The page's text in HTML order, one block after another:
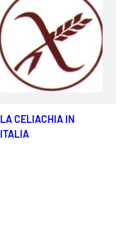
LA CELIACHIA IN
ITALIA